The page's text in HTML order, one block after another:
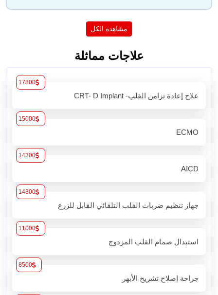
مشاهدة الكل
علاجات مماثلة
علاج إعادة تزامن القلب- CRT- D Implant
17800
ECMO
15000
AICD
14300
جهاز تنظيم ضربات القلب التلقائي القابل للزرع
14300
استبدال صمام القلب المزدوج
11000
جراحة إصلاح تشريح الأبهر
8500